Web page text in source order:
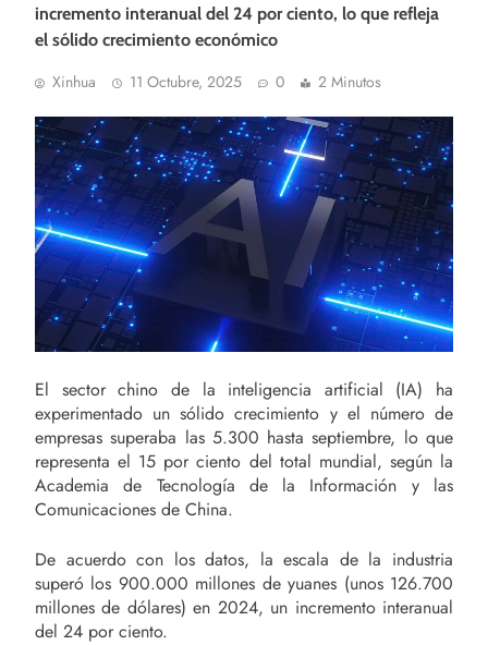
incremento interanual del 24 por ciento, lo que refleja
el sólido crecimiento económico
Xinhua 11 Octubre, 2025 0 2 Minutos
El sector chino de la inteligencia artificial (IA) ha
experimentado un sólido crecimiento y el número de
empresas superaba las 5.300 hasta septiembre, lo que
representa el 15 por ciento del total mundial, según la
Academia de Tecnología de la Información y las
Comunicaciones de China.
De acuerdo con los datos, la escala de la industria
superó los 900.000 millones de yuanes (unos 126.700
millones de dólares) en 2024, un incremento interanual
del 24 por ciento.